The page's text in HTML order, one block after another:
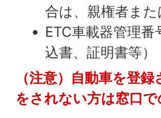
合は、親権者ま
ETC車載器管理
込書、証明書等）
（注意）自動車を登
をされない方は窓口